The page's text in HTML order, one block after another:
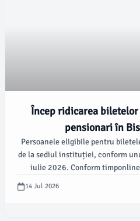
Încep ridicarea
pensionari în
Persoanele eligibile pentru
de la sediul instituției, conform
iulie 2026. Conform
14 Jul 2026